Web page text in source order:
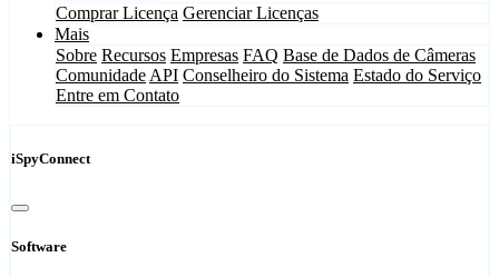
Comprar Licença Gerenciar Licenças
Mais
Sobre Recursos Empresas FAQ Base de Dados de Câmeras
Comunidade API Conselheiro do Sistema Estado do Serviço
Entre em Contato
iSpyConnect
Software